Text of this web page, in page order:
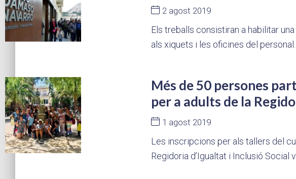
2 agost 2019
Els treballs consistiran a habilitar
als xiquets i les oficines del
Més de 50 persones
per a adults de la
1 agost 2019
Les inscripcions per als tallers del
Regidoria d’Igualtat i Inclusió Social